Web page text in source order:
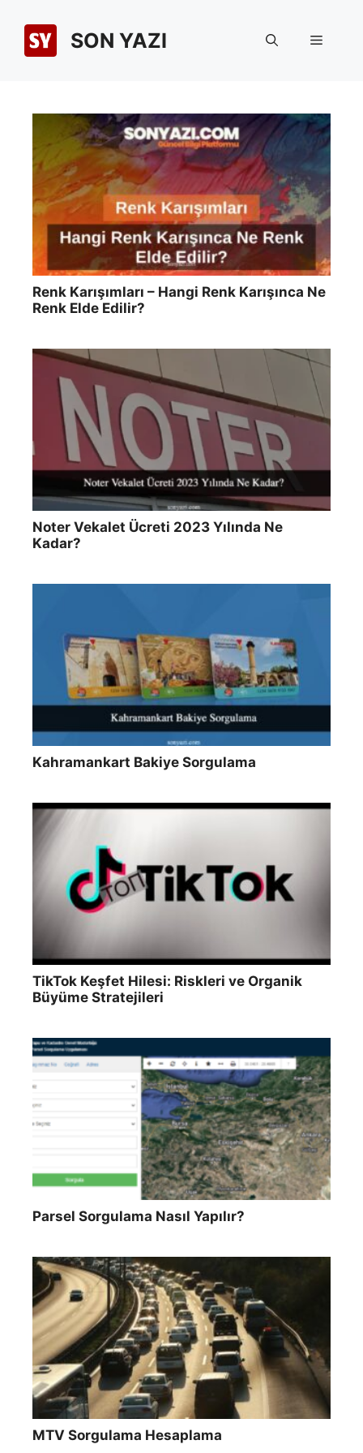
SON YAZI Menü
Renk Karışımları – Hangi Renk Karışınca Ne
Renk Elde Edilir?
Noter Vekalet Ücreti 2023 Yılında Ne
Kadar?
Kahramankart Bakiye Sorgulama
TikTok Keşfet Hilesi: Riskleri ve Organik
Büyüme Stratejileri
Parsel Sorgulama Nasıl Yapılır?
MTV Sorgulama Hesaplama